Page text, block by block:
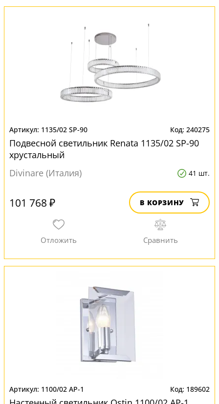
1135/02 SP-90 240275
Подвесной светильник Renata 1135/02 SP-90
хрустальный
Divinare (Италия)
41 шт.
101 768 ₽ В КОРЗИНУ
1100/02 AP-1 189602